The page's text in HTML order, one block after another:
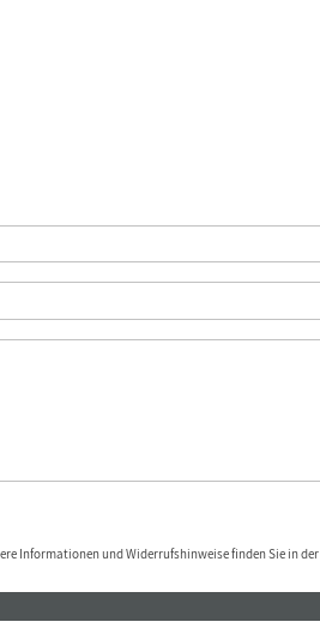
Informationen und Widerrufshinweise finden Sie in der